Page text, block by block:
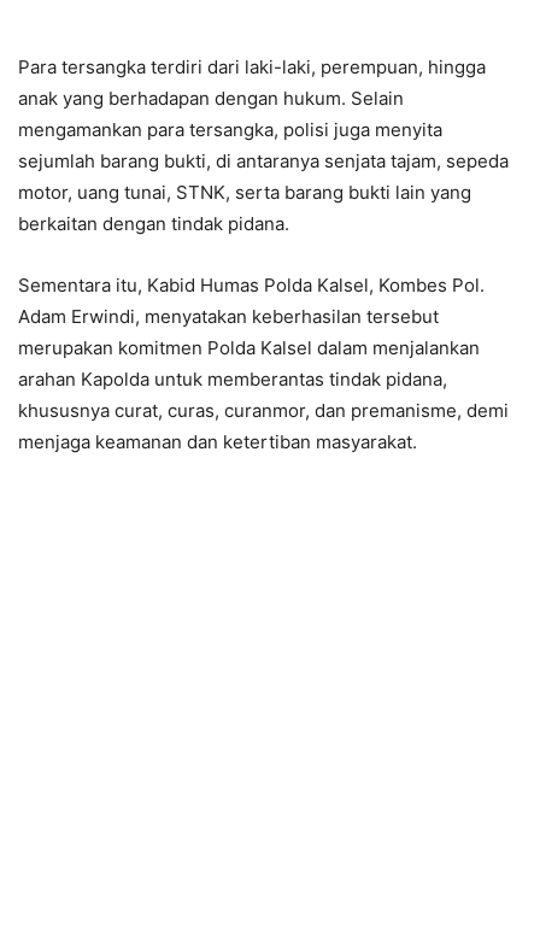
Para tersangka terdiri dari laki-laki, perempuan, hingga
anak yang berhadapan dengan hukum. Selain
mengamankan para tersangka, polisi juga menyita
sejumlah barang bukti, di antaranya senjata tajam, sepeda
motor, uang tunai, STNK, serta barang bukti lain yang
berkaitan dengan tindak pidana.
Sementara itu, Kabid Humas Polda Kalsel, Kombes Pol.
Adam Erwindi, menyatakan keberhasilan tersebut
merupakan komitmen Polda Kalsel dalam menjalankan
arahan Kapolda untuk memberantas tindak pidana,
khususnya curat, curas, curanmor, dan premanisme, demi
menjaga keamanan dan ketertiban masyarakat.